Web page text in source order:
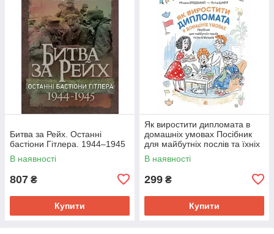
Битва за Рейх. Останні
бастіони Гітлера. 1944–1945
В наявності
807 ₴
Купити
Як виростити дипломата в
домашніх умовах Посібник
для майбутніх послів та їхніх
батьків
В наявності
299 ₴
Купити